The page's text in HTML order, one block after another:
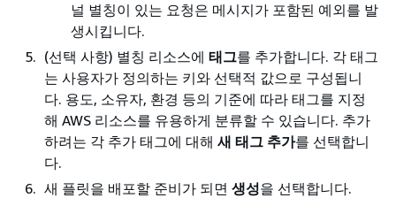
널 별칭이 있는 요청은 메시지가 포함된 예외를 발
생시킵니다.
(선택 사항) 별칭 리소스에 태그를 추가합니다. 각 태그
는 사용자가 정의하는 키와 선택적 값으로 구성됩니
다. 용도, 소유자, 환경 등의 기준에 따라 태그를 지정
해 AWS 리소스를 유용하게 분류할 수 있습니다. 추가
하려는 각 추가 태그에 대해 새 태그 추가를 선택합니
다.
새 플릿을 배포할 준비가 되면 생성을 선택합니다.